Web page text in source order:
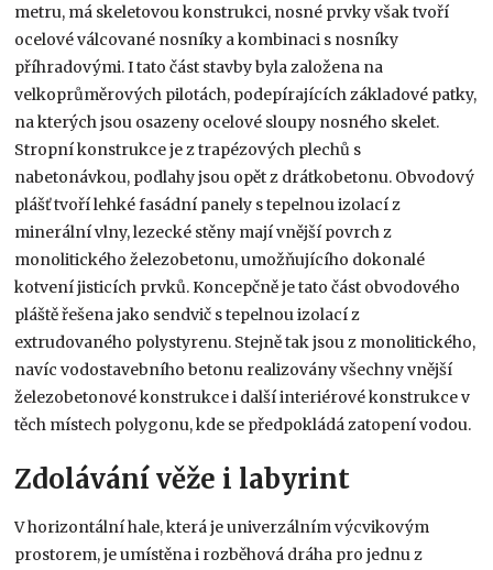
metru, má skeletovou konstrukci, nosné prvky však tvoří
ocelové válcované nosníky a kombinaci s nosníky
příhradovými. I tato část stavby byla založena na
velkoprůměrových pilotách, podepírajících základové patky,
na kterých jsou osazeny ocelové sloupy nosného skelet.
Stropní konstrukce je z trapézových plechů s
nabetonávkou, podlahy jsou opět z drátkobetonu. Obvodový
plášť tvoří lehké fasádní panely s tepelnou izolací z
minerální vlny, lezecké stěny mají vnější povrch z
monolitického železobetonu, umožňujícího dokonalé
kotvení jisticích prvků. Koncepčně je tato část obvodového
pláště řešena jako sendvič s tepelnou izolací z
extrudovaného polystyrenu. Stejně tak jsou z monolitického,
navíc vodostavebního betonu realizovány všechny vnější
železobetonové konstrukce i další interiérové konstrukce v
těch místech polygonu, kde se předpokládá zatopení vodou.
Zdolávání věže i labyrint
V horizontální hale, která je univerzálním výcvikovým
prostorem, je umístěna i rozběhová dráha pro jednu z